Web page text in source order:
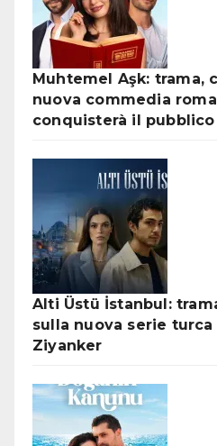
Muhtemel Aşk: trama,
nuova commedia
conquisterà il pubblico
Alti Üstü İstanbul:
sulla nuova serie
Ziyanker